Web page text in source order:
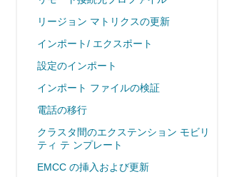
リージョン マトリクスの更新
インポート/ エクスポート
設定のインポート
インポート ファイルの検証
電話の移行
クラスタ間のエクステンション モビリ
ティ テ ンプレート
EMCC の挿入および更新